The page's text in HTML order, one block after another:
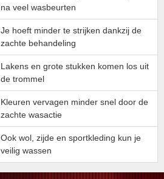
na veel wasbeurten
Je hoeft minder te strijken dankzij de
zachte behandeling
Lakens en grote stukken komen los uit
de trommel
Kleuren vervagen minder snel door de
zachte wasactie
Ook wol, zijde en sportkleding kun je
veilig wassen